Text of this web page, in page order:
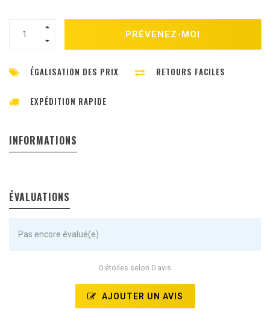
PRÉVENEZ-MOI
ÉGALISATION DES PRIX RETOURS FACILES
EXPÉDITION RAPIDE
INFORMATIONS
ÉVALUATIONS
Pas encore évalué(e)
0 étoiles selon 0 avis
AJOUTER UN AVIS